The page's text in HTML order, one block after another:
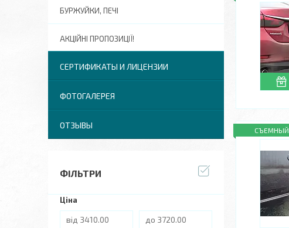
СЪЕМНЫЙ
БУРЖУЙКИ, ПЕЧІ
АКЦІЙНІ ПРОПОЗИЦІЇ!
СЕРТИФИКАТЫ И ЛИЦЕНЗИИ
ФОТОГАЛЕРЕЯ
ОТЗЫВЫ
ФІЛЬТРИ
Ціна